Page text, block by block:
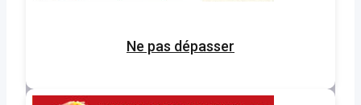
Ne pas dépasser